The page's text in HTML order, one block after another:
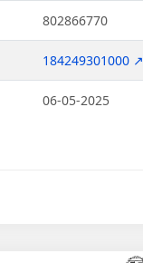
802866770
184249301000 ↗
06-05-2025